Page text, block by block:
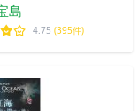
島
4.75 (395件)